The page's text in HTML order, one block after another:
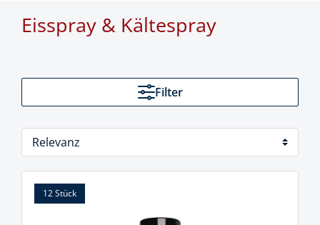
Eisspray & Kältespray
Filter
12 Stück